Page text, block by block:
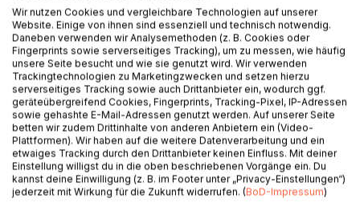
Auf die Merkliste
Titel bewerten
BESCHREIBUNG
HPM steht für Haptisches Performance-Marketing und ist
Wir nutzen Cookies und vergleichbare Technologien auf unserer
Website. Einige von ihnen sind essenziell und technisch notwendig.
Daneben verwenden wir Analysemethoden (z. B. Cookies oder
Fingerprints sowie serverseitiges Tracking), um zu messen, wie häufig
unsere Seite besucht und wie sie genutzt wird. Wir verwenden
Trackingtechnologien zu Marketingzwecken und setzen hierzu
serverseitiges Tracking sowie auch Drittanbieter ein, wodurch ggf.
geräteübergreifend Cookies, Fingerprints, Tracking-Pixel, IP-Adressen
sowie gehashte E-Mail-Adressen genutzt werden. Auf unserer Seite
betten wir zudem Drittinhalte von anderen Anbietern ein (Video-
Plattformen). Wir haben auf die weitere Datenverarbeitung und ein
etwaiges Tracking durch den Drittanbieter keinen Einfluss. Mit deiner
Einstellung willigst du in die oben beschriebenen Vorgänge ein. Du
kannst deine Einwilligung (z. B. im Footer unter „Privacy-Einstellungen“)
jederzeit mit Wirkung für die Zukunft widerrufen. (BoD-Impressum)